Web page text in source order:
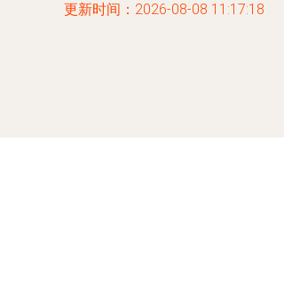
更新时间：2026-08-08 11:17:18